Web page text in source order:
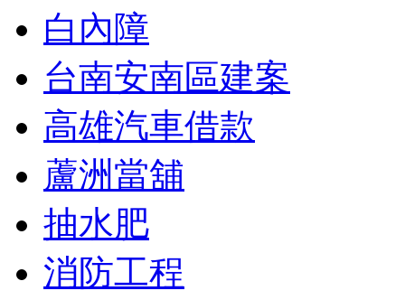
白內障
台南安南區建案
高雄汽車借款
蘆洲當舖
抽水肥
消防工程